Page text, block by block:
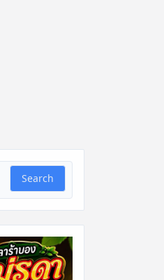
Search